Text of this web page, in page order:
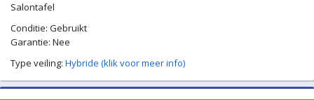
Salontafel
Conditie: Gebruikt
Garantie: Nee
Type veiling: Hybride (klik voor meer info)